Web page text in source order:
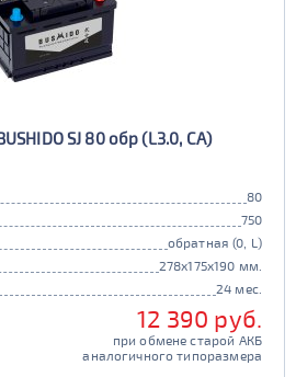
SJ 80 обр (L3.0, CA)
80
750
обратная (0, L)
278x175x190 мм.
24 мес.
12 390 руб.
при обмене старой АКБ
аналогичного типоразмера